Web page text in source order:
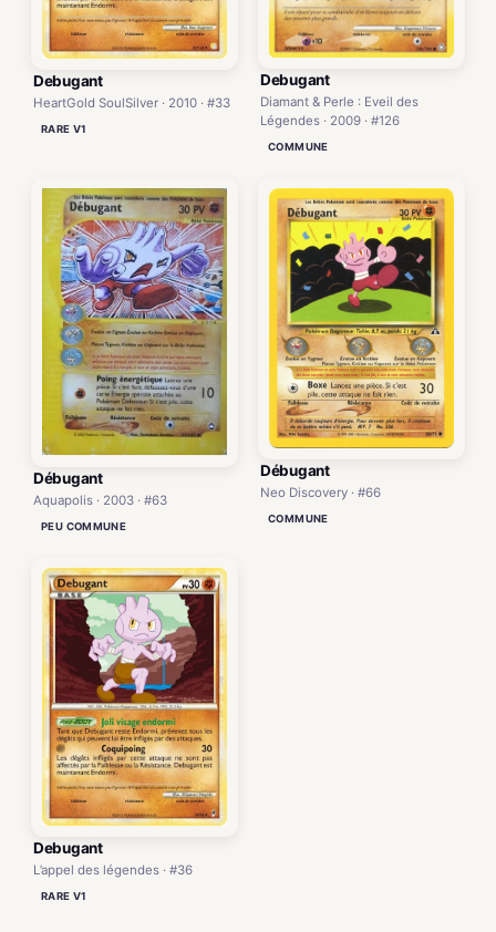
Debugant
HeartGold SoulSilver · 2010 · #33
RARE V1
Debugant
Diamant & Perle : Eveil des
Légendes · 2009 · #126
COMMUNE
Débugant
Aquapolis · 2003 · #63
PEU COMMUNE
Débugant
Neo Discovery · #66
COMMUNE
Debugant
L’appel des légendes · #36
RARE V1